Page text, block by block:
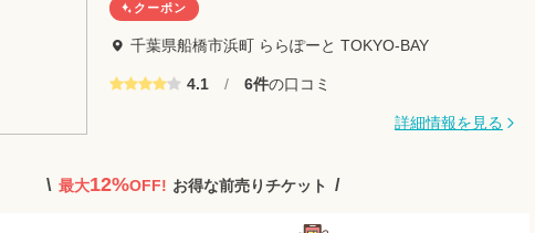
クーポン
千葉県船橋市浜町 ららぽーと TOKYO-BAY
4.1 / 6件の口コミ
詳細情報を見る
最大12%OFF! お得な前売りチケット